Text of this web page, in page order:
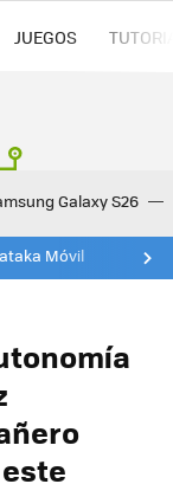
JUEGOS
Galaxy S26
Móvil